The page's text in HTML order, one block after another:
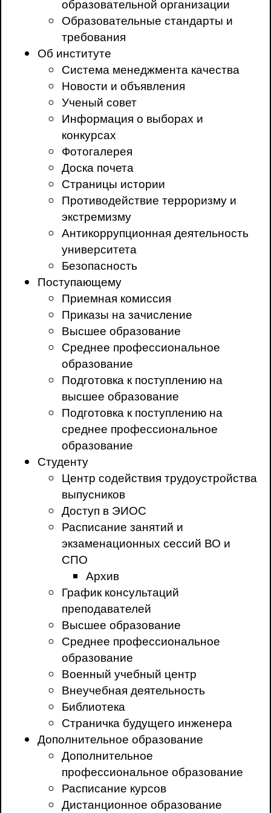
Образовательные стандарты и
требования
Об институте
Система менеджмента качества
Новости и объявления
Ученый совет
Информация о выборах и
конкурсах
Фотогалерея
Доска почета
Страницы истории
Противодействие терроризму и
экстремизму
Антикоррупционная деятельность
университета
Безопасность
Поступающему
Приемная комиссия
Приказы на зачисление
Высшее образование
Среднее профессиональное
образование
Подготовка к поступлению на
высшее образование
Подготовка к поступлению на
среднее профессиональное
образование
Студенту
Центр содействия трудоустройства
выпусников
Доступ в ЭИОС
Расписание занятий и
экзаменационных сессий ВО и
СПО
Архив
График консультаций
преподавателей
Высшее образование
Среднее профессиональное
образование
Военный учебный центр
Внеучебная деятельность
Библиотека
Страничка будущего инженера
Дополнительное образование
Дополнительное
профессиональное образование
Расписание курсов
Дистанционное образование